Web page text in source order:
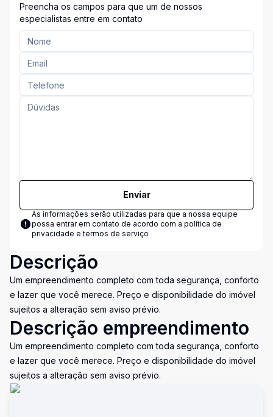
Preencha os campos para que um de nossos
especialistas entre em contato
Enviar
As informações serão utilizadas para que a nossa equipe
possa entrar em contato de acordo com a política de
privacidade e termos de serviço
Descrição
Um empreendimento completo com toda segurança, conforto
e lazer que você merece. Preço e disponibilidade do imóvel
sujeitos a alteração sem aviso prévio.
Descrição empreendimento
Um empreendimento completo com toda segurança, conforto
e lazer que você merece. Preço e disponibilidade do imóvel
sujeitos a alteração sem aviso prévio.